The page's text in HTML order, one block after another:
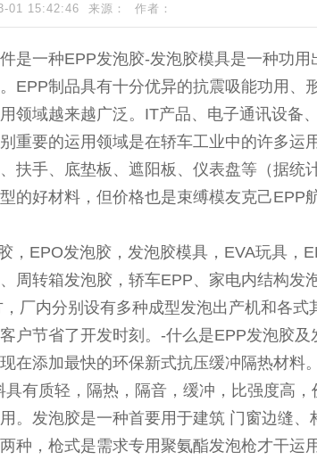
01 15:42:46 来源： 作者：
是一种EPP发泡胶-发泡胶模具是一种功
EPP制品具有十分优异的抗震吸能功用
领域越来越广泛。IT产品、电子通讯设备
重要的运用领域是在轿车工业中的许多
扶手、底垫板、遮阳板、仪表盘等（据
的好材料，但价格也是束缚模友克己EPP
，EPO发泡胶，发泡胶模具，EVA玩具，
周转箱发泡胶，轿车EPP、家电内结构
厂内分别设有多种成型发泡出产机和各
户节省了开发时刻。-什么是EPP发泡胶
在添加最快的环保新式抗压缓冲隔热材料。
有质轻，隔热，隔音，缓冲，比强度高，
。发泡胶是一种首要用于建筑 门窗边缝
种，枪式是需求专用聚氨酯发泡枪才干